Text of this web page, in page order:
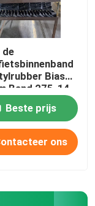
de
Bias
Band 275-14
Beste prijs
ons